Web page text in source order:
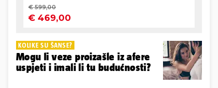
KOLIKE SU ŠANSE?
Mogu li veze proizašle iz afere
uspjeti i imali li tu budućnosti?